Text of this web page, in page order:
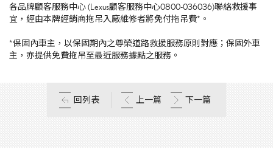
各品牌顧客服務中心(Lexus顧客服務中心0800-036036)聯絡救援事
宜，經由本牌經銷商拖吊入廠維修者將免付拖吊費* 。
*保固內車主，以保固期內之尊榮道路救援服務原則對應；保固外車
主，亦提供免費拖吊至最近服務據點之服務。
回列表 上一篇 下一篇